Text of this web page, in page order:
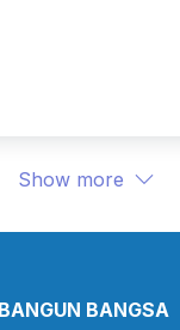
Show more
BANGSA